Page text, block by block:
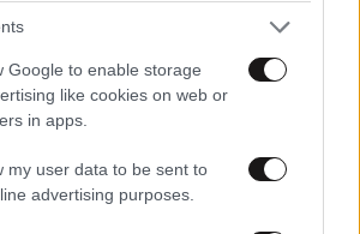
Google to enable storage
like cookies on web or
in apps.
my user data to be sent to
advertising purposes.
ΑΠΟ ΤΟΝ ΚΟΣΜΟ